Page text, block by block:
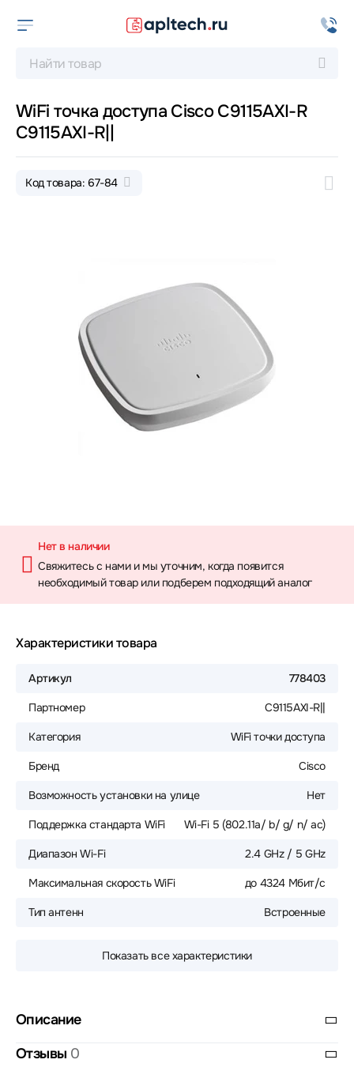
WiFi точка доступа Cisco C9115AXI-R
C9115AXI-R||
Код товара: 67-84
Нет в наличии
Свяжитесь с нами и мы уточним, когда появится
необходимый товар или подберем подходящий аналог
Характеристики товара
Артикул 778403
Партномер C9115AXI-R||
Категория WiFi точки доступа
Бренд Cisco
Возможность установки на улице Нет
Поддержка стандарта WiFi Wi-Fi 5 (802.11a/ b/ g/ n/ ac)
Диапазон Wi-Fi 2.4 GHz / 5 GHz
Максимальная скорость WiFi до 4324 Мбит/с
Тип антенн Встроенные
Показать все характеристики
Описание
Отзывы 0